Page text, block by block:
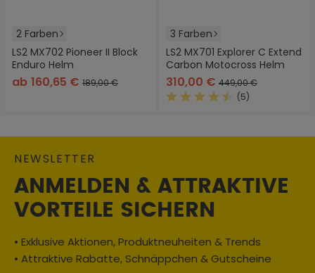
2 Farben
LS2 MX702 Pioneer II Block
Enduro Helm
ab 160,65 € 189,00 €
3 Farben
LS2 MX701 Explorer C Extend
Carbon Motocross Helm
310,00 € 449,00 €
(5)
NEWSLETTER
ANMELDEN & ATTRAKTIVE
VORTEILE SICHERN
• Exklusive Aktionen, Produktneuheiten & Trends
• Attraktive Rabatte, Schnäppchen & Gutscheine